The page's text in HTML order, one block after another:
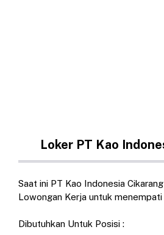
Loker PT Kao
Saat ini PT Kao Indonesia
Lowongan Kerja untuk menempati
Dibutuhkan Untuk Posisi :